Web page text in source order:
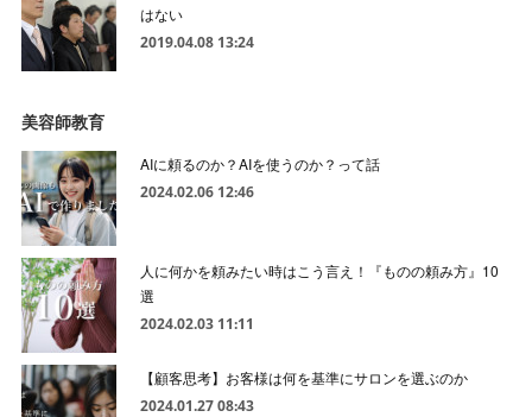
はない
2019.04.08 13:24
美容師教育
AIに頼るのか？AIを使うのか？って話
2024.02.06 12:46
人に何かを頼みたい時はこう言え！『ものの頼み方』10
選
2024.02.03 11:11
【顧客思考】お客様は何を基準にサロンを選ぶのか
2024.01.27 08:43